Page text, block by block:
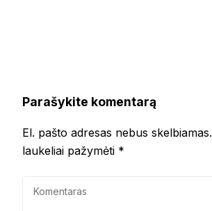
Parašykite komentarą
El. pašto adresas nebus skelbiamas.
laukeliai pažymėti *